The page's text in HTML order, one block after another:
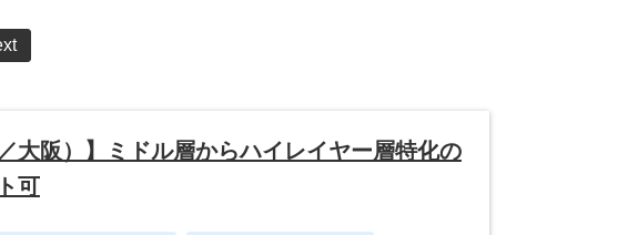
大阪）】ミドル層からハイレイヤー層特化の
可